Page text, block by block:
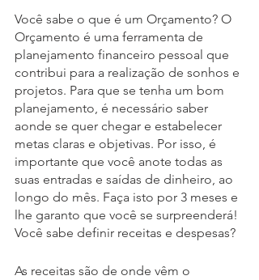
Você sabe o que é um Orçamento? O
Orçamento é uma ferramenta de
planejamento financeiro pessoal que
contribui para a realização de sonhos e
projetos. Para que se tenha um bom
planejamento, é necessário saber
aonde se quer chegar e estabelecer
metas claras e objetivas. Por isso, é
importante que você anote todas as
suas entradas e saídas de dinheiro, ao
longo do mês. Faça isto por 3 meses e
lhe garanto que você se surpreenderá!
Você sabe definir receitas e despesas?
As receitas são de onde vêm o